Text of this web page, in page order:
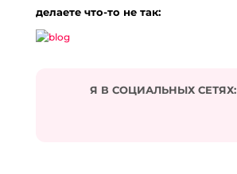
делаете что-то не так:
Я В СОЦИАЛЬНЫХ СЕТЯХ: